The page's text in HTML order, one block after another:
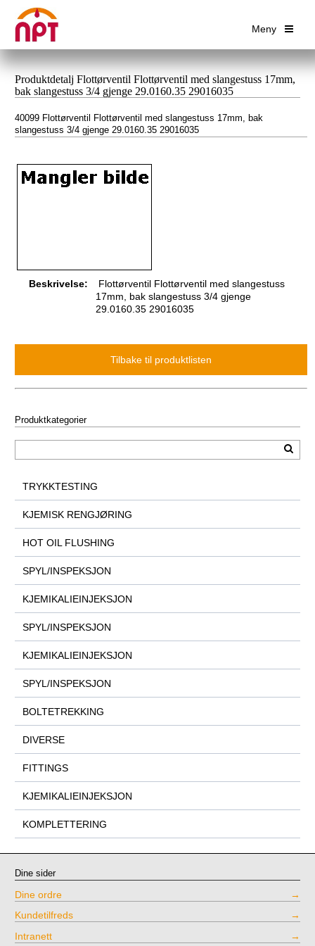
Meny
Produktdetalj Flottørventil Flottørventil med slangestuss 17mm,
bak slangestuss 3/4 gjenge 29.0160.35 29016035
40099 Flottørventil Flottørventil med slangestuss 17mm, bak
slangestuss 3/4 gjenge 29.0160.35 29016035
Beskrivelse:
Flottørventil Flottørventil med slangestuss
17mm, bak slangestuss 3/4 gjenge
29.0160.35 29016035
Produktkategorier
TRYKKTESTING
KJEMISK RENGJØRING
HOT OIL FLUSHING
SPYL/INSPEKSJON
KJEMIKALIEINJEKSJON
SPYL/INSPEKSJON
KJEMIKALIEINJEKSJON
SPYL/INSPEKSJON
BOLTETREKKING
DIVERSE
FITTINGS
KJEMIKALIEINJEKSJON
KOMPLETTERING
Dine sider
Dine ordre
Kundetilfreds
Intranett